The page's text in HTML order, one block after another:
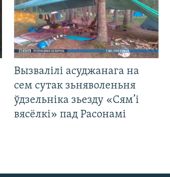
Вызвалілі асуджанага на
сем сутак зьняволеньня
ўдзельніка зьезду «Сям’і
вясёлкі» пад Расонамі